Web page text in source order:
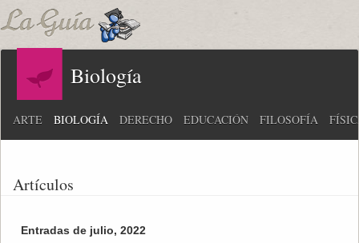
Biología
ARTE BIOLOGÍA DERECHO EDUCACIÓN FILOSOFÍA
Artículos
Entradas de julio, 2022